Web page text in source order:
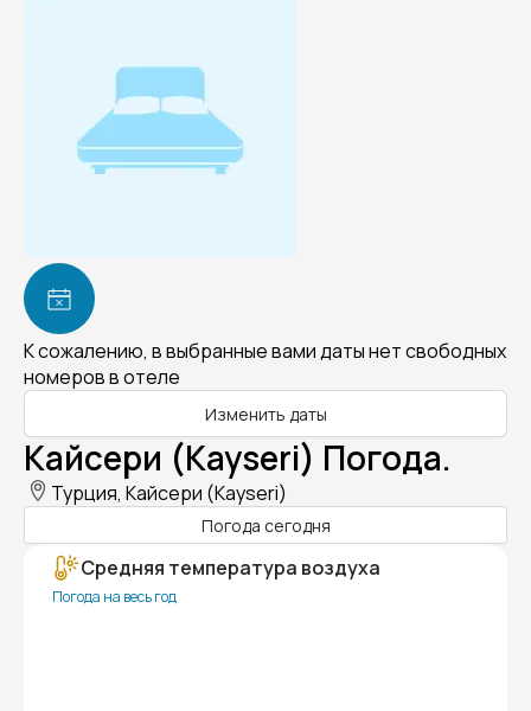
К сожалению, в выбранные вами даты нет свободных
номеров в отеле
Изменить даты
Кайсери (Kayseri) Погода.
Турция, Кайсери (Kayseri)
Погода сегодня
Средняя температура воздуха
Погода на весь год